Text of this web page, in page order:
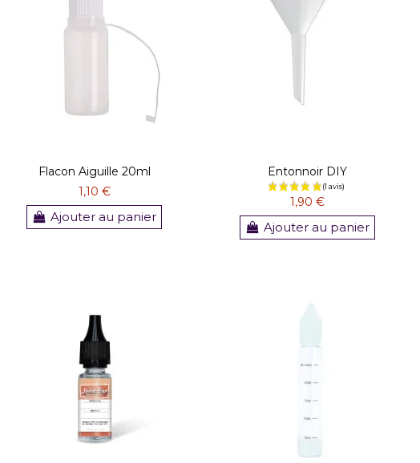
Flacon Aiguille 20ml
1,10 €
Ajouter au panier
Entonnoir DIY
1,90 €
Ajouter au panier